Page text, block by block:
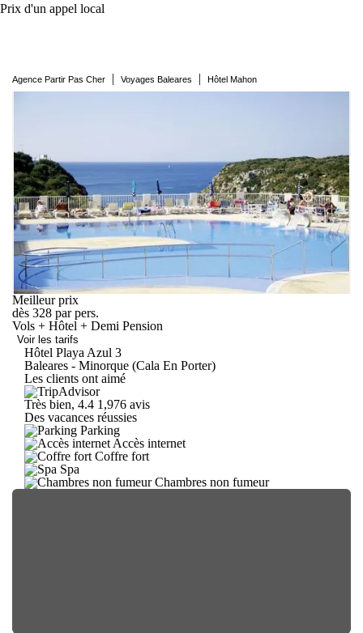
Prix d'un appel local
Agence Partir Pas Cher | Voyages Baleares | Hôtel Mahon
Meilleur prix
dès 328 par pers.
Vols + Hôtel + Demi Pension
Voir les tarifs
Hôtel Playa Azul 3
Baleares - Minorque (Cala En Porter)
Les clients ont aimé
Très bien, 4.4 1,976 avis
Des vacances réussies
Parking
Accès internet
Coffre fort
Spa
Chambres non fumeur